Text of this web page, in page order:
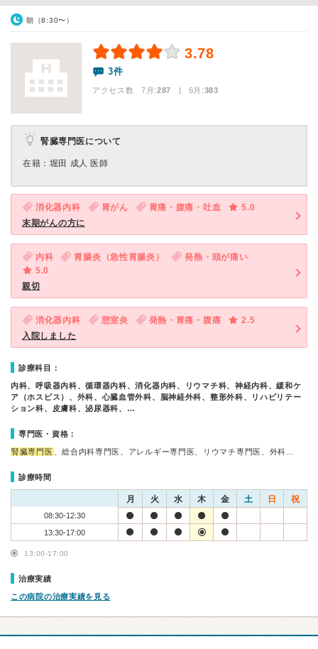
朝（8:30〜）
3.78
3件
アクセス数 7月:287 | 6月:383
腎臓専門医について
在籍：堀田 成人 医師
消化器内科 胃がん 胃痛・腹痛・吐血
5.0
末期がんの方に
内科 胃腸炎（急性胃腸炎）
発熱・頭が痛い
5.0
親切
消化器内科 憩室炎 発熱・胃痛・腹痛
2.5
入院しました
診療科目：
内科、呼吸器内科、循環器内科、消化器内科、リウマチ科、神経内科、緩和ケ
ア（ホスピス）、外科、心臓血管外科、脳神経外科、整形外科、リハビリテー
ション科、皮膚科、泌尿器科、…
専門医・資格：
腎臓専門医 、総合内科専門医、アレルギー専門医、リウマチ専門医、外科…
診療時間
月 火 水 木 金 土 日 祝
08:30-12:30
13:30-17:00
13:00-17:00
治療実績
この病院の治療実績を見る